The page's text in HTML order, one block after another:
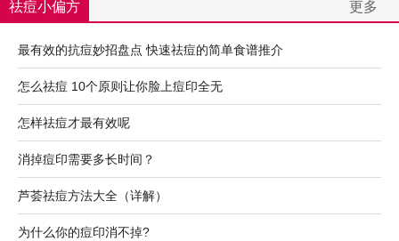
祛痘小偏方 更多
最有效的抗痘妙招盘点 快速祛痘的简单食谱推介
怎么祛痘 10个原则让你脸上痘印全无
怎样祛痘才最有效呢
消掉痘印需要多长时间？
芦荟祛痘方法大全（详解）
为什么你的痘印消不掉?